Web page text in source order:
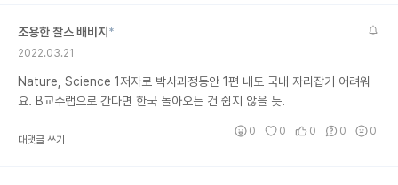
조용한 찰스 배비지 *
2022.03.21
Nature, Science 1저자로 박사과정동안 1편 내도 국내 자리잡기 어려워
요. B교수랩으로 간다면 한국 돌아오는 건 쉽지 않을 듯.
대댓글 쓰기
0 0 0 0 0